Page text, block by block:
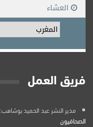
فريق العمل
مدير النشر عبد الحميد بوشاهب: 0628236750
الصحافيون